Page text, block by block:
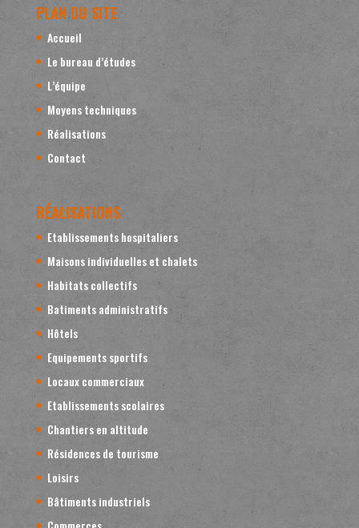
PLAN DU SITE
Accueil
Le bureau d’études
L’équipe
Moyens techniques
Réalisations
Contact
RÉALISATIONS
Etablissements hospitaliers
Maisons individuelles et chalets
Habitats collectifs
Batiments administratifs
Hôtels
Equipements sportifs
Locaux commerciaux
Etablissements scolaires
Chantiers en altitude
Résidences de tourisme
Loisirs
Bâtiments industriels